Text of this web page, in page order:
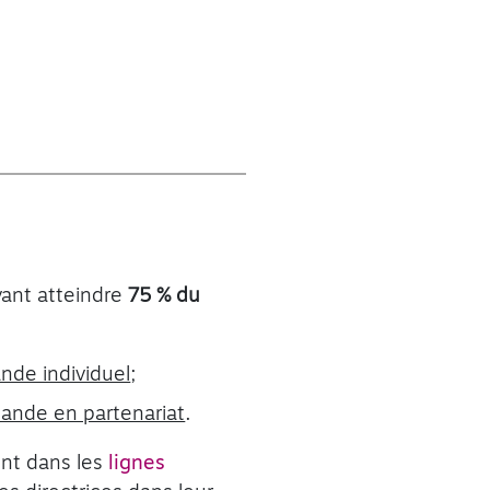
atteindre 75 % du
individuel ;
en partenariat.
dans les
lignes